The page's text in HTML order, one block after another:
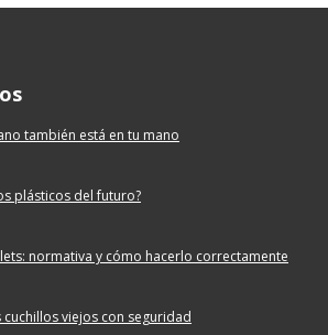
también está en tu mano
plásticos del futuro?
normativa y cómo hacerlo correctamente
viejos con seguridad